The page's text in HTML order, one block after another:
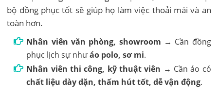
bộ đồng phục tốt sẽ giúp họ làm việc thoải mái và an
toàn hơn.
Nhân viên văn phòng, showroom → Cần đồng
phục lịch sự nhưáo polo, sơ mi.
Nhân viên thi công, kỹ thuật viên → Cần áo có
chất liệu dày dặn, thấm hút tốt, dễ vận động.